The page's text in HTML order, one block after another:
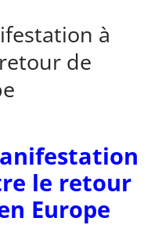
à
de
le retour
Europe